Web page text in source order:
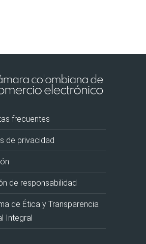
frecuentes
de privacidad
de responsabilidad
de Ética y Transparencia
Integral